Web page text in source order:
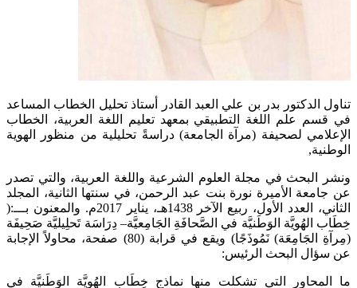
تناول الدكتور بدر بن علي العبد القادر أستاذ تحليل الخطاب المساعد
في قسم علم اللغة التطبيقي بمعهد تعليم اللغة العربية، الخطاب
الإعلامي لصحيفة (مرآة الجامعة) دراسةً تحليلية من منظور الهوية
الوطنية,
ونشر البحث في مجلة العلوم الشرعية واللغة العربية، والتي تصدر
عن جامعة الأميرة نورة بنت عبد الرحمن، في سنتها الثانية، المجلد
الثاني، العدد الأول، ربيع الآخر 1438هـ، يناير 2017م. والمعنون بـــ:(
خِطَاب الهُويَّة الوَطَنيَّة في الصَّحافَةِ الجَامِعيَّة– دِرَاسَة تَحلِيليَّة صَحِيفَة
(مِرآةِ الجَامِعَة) نَمُوذَجًا) ويقع في قرابة (80) صفحة، محاولاً الإجابة
عن سؤال البحث الرئيس:
ما المحاور التي تشكلت منها نماذج خِطَاب الهُويَّة الوَطَنيَّة في